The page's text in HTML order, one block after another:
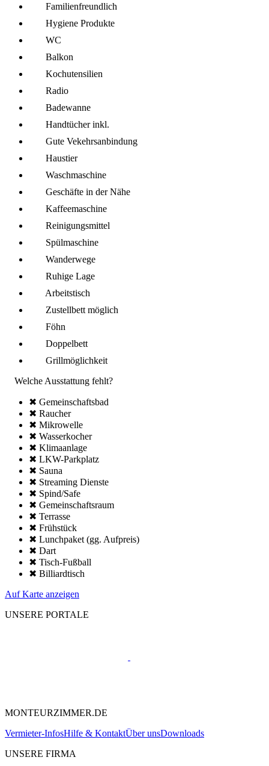
Familien­freundlich
Hygiene Produkte
WC
Balkon
Kochutensilien
Radio
Badewanne
Handtücher inkl.
Gute Vekehrsanbindung
Haustier
Wasch­maschine
Geschäfte in der Nähe
Kaffee­maschine
Reinigungsmittel
Spül­maschine
Wanderwege
Ruhige Lage
Arbeitstisch
Zustellbett möglich
Föhn
Doppelbett
Grillmöglich­keit
Welche Ausstattung fehlt?
✖ Gemeinschafts­bad
✖ Raucher
✖ Mikro­welle
✖ Wasserkocher
✖ Klima­anlage
✖ LKW-Parkplatz
✖ Sauna
✖ Streaming Dienste
✖ Spind/Safe
✖ Gemeinschafts­raum
✖ Terrasse
✖ Frühstück
✖ Lunchpaket (gg. Aufpreis)
✖ Dart
✖ Tisch-Fußball
✖ Billiardtisch
Auf Karte anzeigen
UNSERE PORTALE
MONTEURZIMMER.DE
Vermieter-InfosHilfe & KontaktÜber unsDownloads
UNSERE FIRMA